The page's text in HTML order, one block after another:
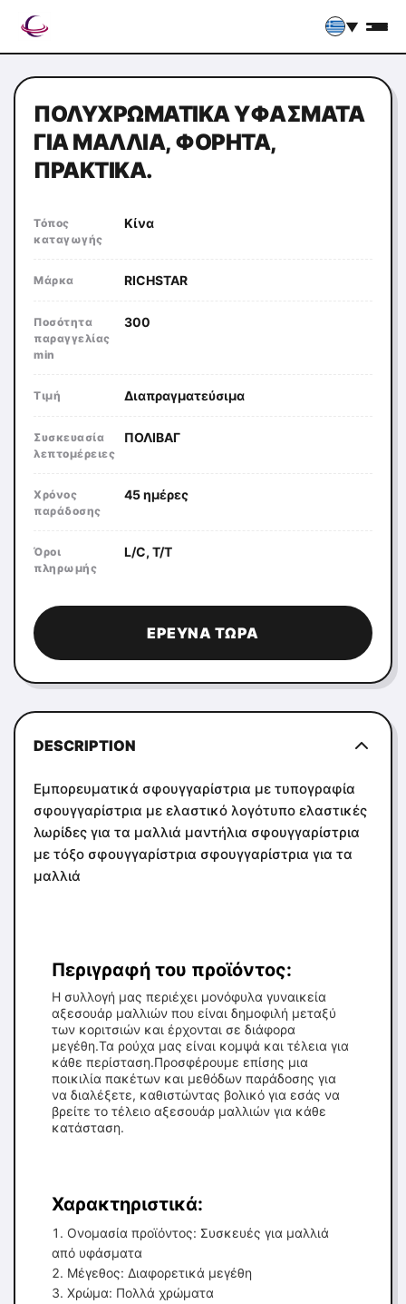
▼
ΠΟΛΥΧΡΩΜΑΤΙΚΆ ΥΦΆΣΜΑΤΑ
ΓΙΑ ΜΑΛΛΙΆ, ΦΟΡΗΤΆ,
ΠΡΑΚΤΙΚΆ.
Τόπος
καταγωγής
Κίνα
Μάρκα RICHSTAR
Ποσότητα
παραγγελίας
min
300
Τιμή Διαπραγματεύσιμα
Συσκευασία
λεπτομέρειες
ΠΟΛΙΒΑΓ
Χρόνος
παράδοσης
45 ημέρες
Όροι
πληρωμής
L/C, T/T
ΈΡΕΥΝΑ ΤΏΡΑ
DESCRIPTION
Εμπορευματικά σφουγγαρίστρια με τυπογραφία
σφουγγαρίστρια με ελαστικό λογότυπο ελαστικές
λωρίδες για τα μαλλιά μαντήλια σφουγγαρίστρια
με τόξο σφουγγαρίστρια σφουγγαρίστρια για τα
μαλλιά
Περιγραφή του προϊόντος:
Η συλλογή μας περιέχει μονόφυλα γυναικεία
αξεσουάρ μαλλιών που είναι δημοφιλή μεταξύ
των κοριτσιών και έρχονται σε διάφορα
μεγέθη.Τα ρούχα μας είναι κομψά και τέλεια για
κάθε περίσταση.Προσφέρουμε επίσης μια
ποικιλία πακέτων και μεθόδων παράδοσης για
να διαλέξετε, καθιστώντας βολικό για εσάς να
βρείτε το τέλειο αξεσουάρ μαλλιών για κάθε
κατάσταση.
Χαρακτηριστικά:
Ονομασία προϊόντος: Συσκευές για μαλλιά
από υφάσματα
Μέγεθος: Διαφορετικά μεγέθη
Χρώμα: Πολλά χρώματα